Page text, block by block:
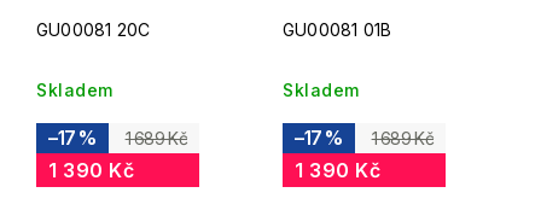
GU00081 20C
Skladem
1 689 Kč
–17 %
1 390 Kč
GU00081 01B
Skladem
1 689 Kč
–17 %
1 390 Kč